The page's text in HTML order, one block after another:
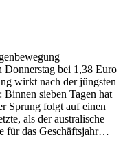
bei 1,38 Euro
wirkt nach der jüngsten
Binnen sieben Tagen hat
Sprung folgt auf einen
als der australische
für das Geschäftsjahr…